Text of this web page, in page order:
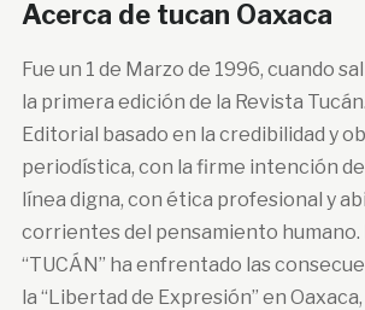
Acerca de tucan Oaxaca
Fue un 1 de Marzo de 1996, cuando
la primera edición de la Revista
Editorial basado en la credibilidad y
periodística, con la firme intención
línea digna, con ética profesional y
corrientes del pensamiento humano.
“TUCÁN” ha enfrentado las
la “Libertad de Expresión” en